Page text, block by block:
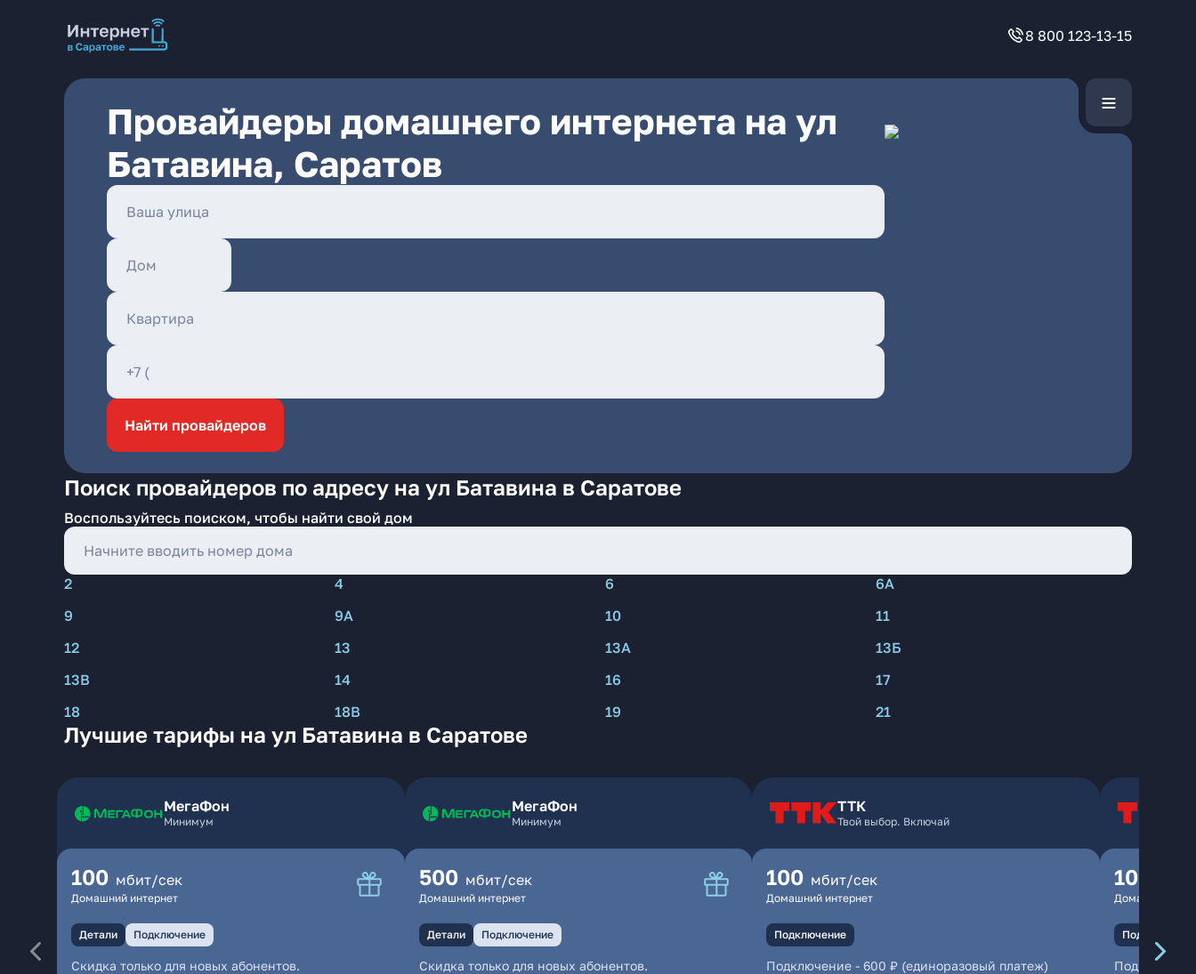
8 800 123-13-15
Провайдеры домашнего интернета на ул
Батавина, Саратов
Найти провайдеров
Поиск провайдеров по адресу на ул Батавина в Саратове
Воспользуйтесь поиском, чтобы найти свой дом
2 4 6
6А
9
9А 10
11
12
13 13А
13Б
13В
14 16
17
18
18В 19 21
Лучшие тарифы на ул Батавина в Саратове
МегаФон
Минимум
100 мбит/сек
Домашний интернет
Детали Подключение
Скидка только для новых абонентов.
МегаФон
Минимум
500 мбит/сек
Домашний интернет
Детали Подключение
Скидка только для новых абонентов.
ТТК
Твой выбор. Включай
100 мбит/сек
Домашний интернет
Подключение
Подключение - 600 ₽ (единоразовый платеж)
100
Домашний
Подключение